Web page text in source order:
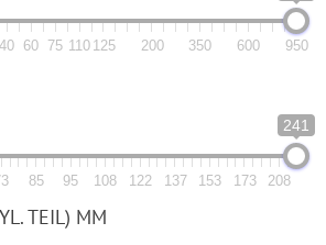
40 60 75 110 125 200 350 600 950
241
85 95 108 122 137 153 173 208
TEIL) MM